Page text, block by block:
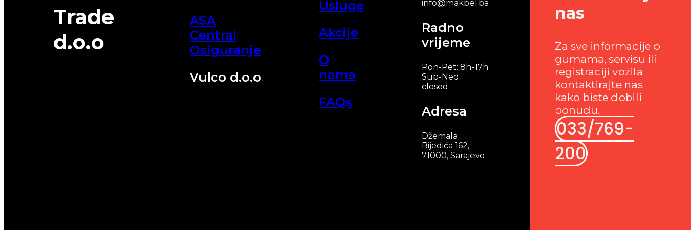
Trade
d.o.o
ASA
Central
Osiguranje
Vulco d.o.o
Usluge
Akcije
O
nama
FAQs
info@makbel.ba
Radno
vrijeme
Pon-Pet: 8h-17h
Sub-Ned:
closed
Adresa
Džemala
Bijedića 162,
71000, Sarajevo
nas
Za sve informacije o
gumama, servisu ili
registraciji vozila
kontaktirajte nas
kako biste dobili
ponudu.
033/769-
200